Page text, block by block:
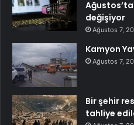
değişiyor
Ağustos 7,
Kamyon
Ağustos 7,
Bir şehir
tahliye